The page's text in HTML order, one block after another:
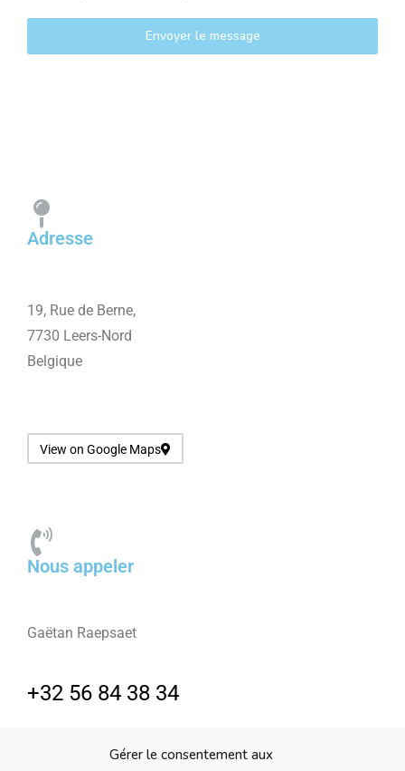
Gérer le consentement aux
Envoyer le message
Adresse
19, Rue de Berne,
7730 Leers-Nord
Belgique
View on Google Maps
Nous appeler
Gaëtan Raepsaet
+32 56 84 38 34